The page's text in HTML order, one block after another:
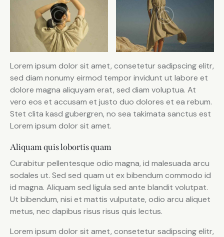
Lorem ipsum dolor sit amet, consetetur sadipscing elitr,
sed diam nonumy eirmod tempor invidunt ut labore et
dolore magna aliquyam erat, sed diam voluptua. At
vero eos et accusam et justo duo dolores et ea rebum.
Stet clita kasd gubergren, no sea takimata sanctus est
Lorem ipsum dolor sit amet.
Aliquam quis lobortis quam
Curabitur pellentesque odio magna, id malesuada arcu
sodales ut. Sed sed quam ut ex bibendum commodo id
id magna. Aliquam sed ligula sed ante blandit volutpat.
Ut bibendum, nisi et mattis vulputate, odio arcu aliquet
metus, nec dapibus risus risus quis lectus.
Lorem ipsum dolor sit amet, consetetur sadipscing elitr,